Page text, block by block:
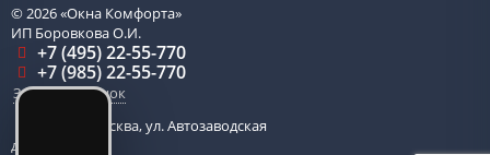
© 2026«Окна Комфорта»
ИП Боровкова О.И.
+7 (495) 22-55-770
+7 (985) 22-55-770
Заказать звонок
Москва,ул. Автозаводская
д. 14, оф. 203